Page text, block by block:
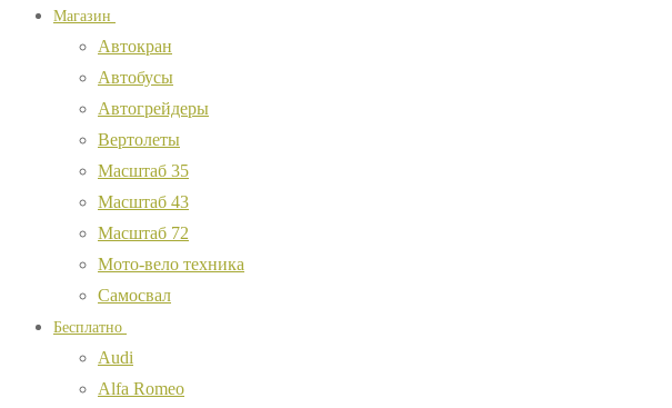
Магазин
Автокран
Автобусы
Автогрейдеры
Вертолеты
Масштаб 35
Масштаб 43
Масштаб 72
Мото-вело техника
Самосвал
Бесплатно
Audi
Alfa Romeo